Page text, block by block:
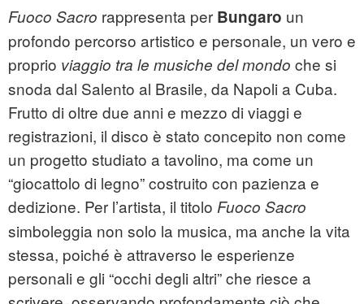
Fuoco Sacro rappresenta per Bungaro un
profondo percorso artistico e personale, un vero e
proprio viaggio tra le musiche del mondo che si
snoda dal Salento al Brasile, da Napoli a Cuba.
Frutto di oltre due anni e mezzo di viaggi e
registrazioni, il disco è stato concepito non come
un progetto studiato a tavolino, ma come un
“giocattolo di legno” costruito con pazienza e
dedizione. Per l’artista, il titolo Fuoco Sacro
simboleggia non solo la musica, ma anche la vita
stessa, poiché è attraverso le esperienze
personali e gli “occhi degli altri” che riesce a